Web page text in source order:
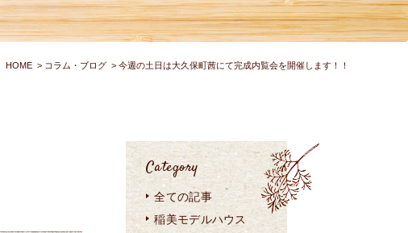
HOME コラム・ブログ 今週の土日は大久保町茜にて完成内覧会を開催します！！
Category
全ての記事
稲美モデルハウス